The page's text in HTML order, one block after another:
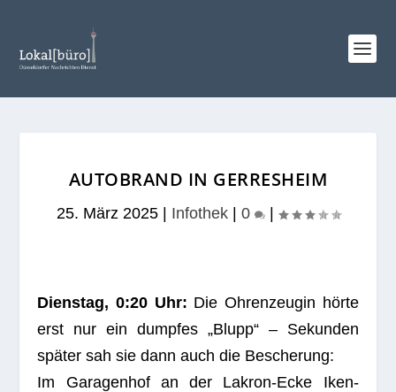
AUTOBRAND IN GERRESHEIM
25. März 2025| Infothek| 0 |
Diens­tag, 0:20 Uhr: Die Ohren­zeu­gin hörte
erst nur ein dump­fes „Blupp“ – Sekun­den
spä­ter sah sie dann auch die Besche­rung:
Im Gara­gen­hof an der Lakron-Ecke Iken­